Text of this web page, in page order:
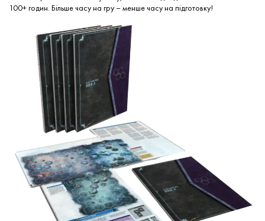
100+ годин. Більше часу на гру – менше часу на підготовку!